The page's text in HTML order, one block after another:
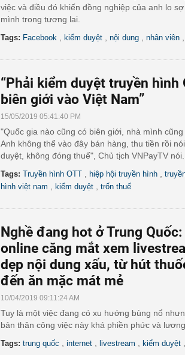
việc và điều đó khiến đồng nghiệp của anh lo
mình trong tương lai.
Tags: Facebook kiểm duyệt nội dung nhân viên
“Phải kiểm duyệt truyền hình
biên giới vào Việt Nam”
15/05/2019 05:41:40 PM
"Quốc gia nào cũng có biên giới, nhà mình cũng
Anh không thể vào đây bán hàng, thu tiền rồi
duyệt, không đóng thuế", Chủ tịch VNPayTV nói...
Tags: Truyền hình OTT hiệp hội truyền hình
hình việt nam
kiểm duyệt trốn thuế
Nghề đang hot ở Trung Quốc:
online căng mắt xem
dẹp nội dung xấu, từ hút
đến ăn mặc mát mẻ
10/04/2019 09:11:24 AM
Tuy là một việc đang có xu hướng bùng nổ
bản thân công việc này khá phiền phức và
Tags: trung quốc internet livestream kiểm duyệt